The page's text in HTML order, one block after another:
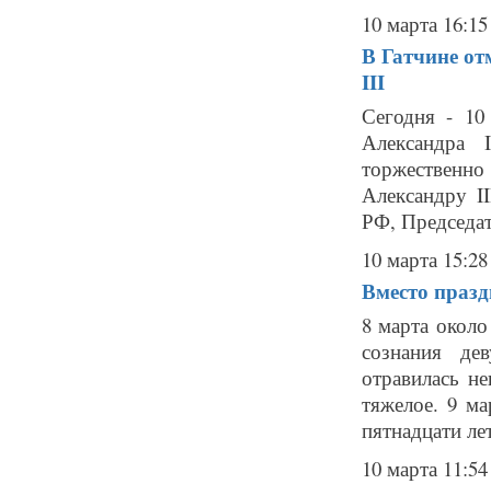
10 марта 16:15
В Гатчине
III
Сегодня - 10
Александру
РФ,
10 марта 15:28
Вместо
8 марта
сознания
отравилась
тяжелое. 9
пятнадцати
10 марта 11:54